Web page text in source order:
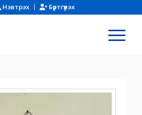
Нэвтрэх Бүртгүүлэх